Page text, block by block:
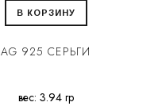
В КОРЗИНУ
AG 925 СЕРЬГИ
вес: 3.94 гр